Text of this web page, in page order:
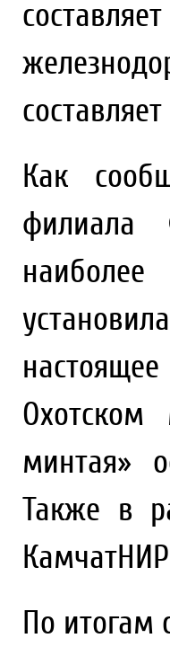
Как
филиала
минтая»
Также в
По итогам